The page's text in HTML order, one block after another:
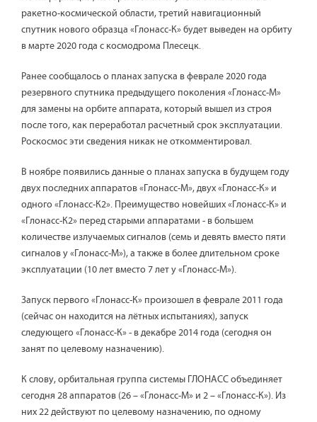
ракетно-космической области, третий навигационный
спутник нового образца «Глонасс-К» будет выведен на орбиту
в марте 2020 года с космодрома Плесецк.
Ранее сообщалось о планах запуска в феврале 2020 года
резервного спутника предыдущего поколения «Глонасс-М»
для замены на орбите аппарата, который вышел из строя
после того, как переработал расчетный срок эксплуатации.
Роскосмос эти сведения никак не откомментировал.
В ноябре появились данные о планах запуска в будущем году
двух последних аппаратов «Глонасс-М», двух «Глонасс-К» и
одного «Глонасс-К2». Преимущество новейших «Глонасс-К» и
«Глонасс-К2» перед старыми аппаратами - в большем
количестве излучаемых сигналов (семь и девять вместо пяти
сигналов у «Глонасс-М»), а также в более длительном сроке
эксплуатации (10 лет вместо 7 лет у «Глонасс-М»).
Запуск первого «Глонасс-К» произошел в феврале 2011 года
(сейчас он находится на лётных испытаниях), запуск
следующего «Глонасс-К» - в декабре 2014 года (сегодня он
занят по целевому назначению).
К слову, орбитальная группа системы ГЛОНАСС объединяет
сегодня 28 аппаратов (26 – «Глонасс-М» и 2 – «Глонасс-К»). Из
них 22 действуют по целевому назначению, по одному